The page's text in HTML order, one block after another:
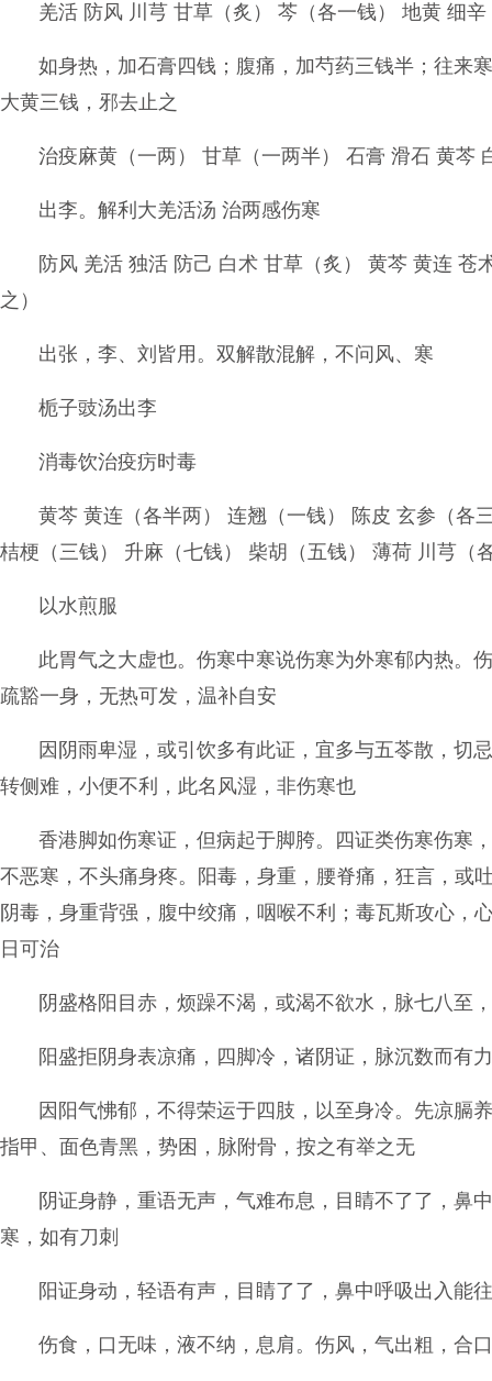
羌活 防风 川芎 甘草（炙） 芩（各一钱） 地黄 细
如身热，加石膏四钱；腹痛，加芍药三钱半；往来
大黄三钱，邪去止之
治疫麻黄（一两） 甘草（一两半） 石膏 滑石 黄芩
出李。解利大羌活汤 治两感伤寒
防风 羌活 独活 防己 白术 甘草（炙） 黄芩 黄连
之）
出张，李、刘皆用。双解散混解，不问风、寒
栀子豉汤出李
消毒饮治疫疠时毒
黄芩 黄连（各半两） 连翘（一钱） 陈皮 玄参（各
桔梗（三钱） 升麻（七钱） 柴胡（五钱） 薄荷 川芎（
以水煎服
此胃气之大虚也。伤寒中寒说伤寒为外寒郁内热。
疏豁一身，无热可发，温补自安
因阴雨卑湿，或引饮多有此证，宜多与五苓散，切
转侧难，小便不利，此名风湿，非伤寒也
香港脚如伤寒证，但病起于脚胯。四证类伤寒伤寒
不恶寒，不头痛身疼。阳毒，身重，腰脊痛，狂言，或
阴毒，身重背强，腹中绞痛，咽喉不利；毒瓦斯攻心，
日可治
阴盛格阳目赤，烦躁不渴，或渴不欲水，脉七八至
阳盛拒阴身表凉痛，四脚冷，诸阴证，脉沉数而有
因阳气怫郁，不得荣运于四肢，以至身冷。先凉膈
指甲、面色青黑，势困，脉附骨，按之有举之无
阴证身静，重语无声，气难布息，目睛不了了，鼻
寒，如有刀刺
阳证身动，轻语有声，目睛了了，鼻中呼吸出入能
伤食，口无味，液不纳，息肩。伤风，气出粗，合